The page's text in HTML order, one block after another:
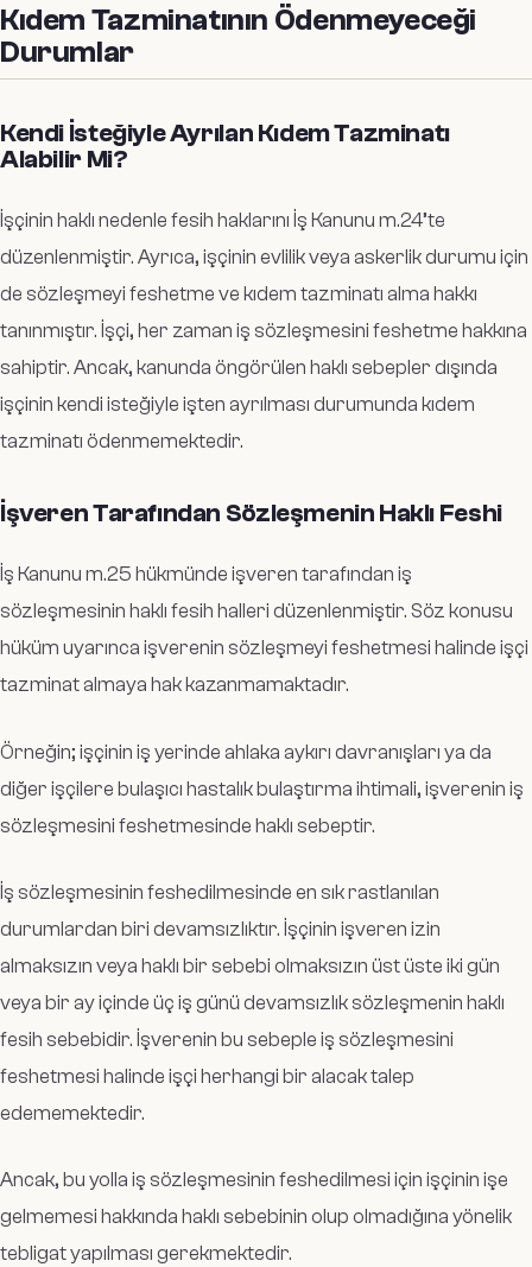
Kıdem Tazminatının Ödenmeyeceği
Durumlar
Kendi İsteğiyle Ayrılan Kıdem Tazminatı
Alabilir Mi?
İşçinin haklı nedenle fesih haklarını İş Kanunu m.24’te
düzenlenmiştir. Ayrıca, işçinin evlilik veya askerlik durumu için
de sözleşmeyi feshetme ve kıdem tazminatı alma hakkı
tanınmıştır. İşçi, her zaman iş sözleşmesini feshetme hakkına
sahiptir. Ancak, kanunda öngörülen haklı sebepler dışında
işçinin kendi isteğiyle işten ayrılması durumunda kıdem
tazminatı ödenmemektedir.
İşveren Tarafından Sözleşmenin Haklı Feshi
İş Kanunu m.25 hükmünde işveren tarafından iş
sözleşmesinin haklı fesih halleri düzenlenmiştir. Söz konusu
hüküm uyarınca işverenin sözleşmeyi feshetmesi halinde işçi
tazminat almaya hak kazanmamaktadır.
Örneğin; işçinin iş yerinde ahlaka aykırı davranışları ya da
diğer işçilere bulaşıcı hastalık bulaştırma ihtimali, işverenin iş
sözleşmesini feshetmesinde haklı sebeptir.
İş sözleşmesinin feshedilmesinde en sık rastlanılan
durumlardan biri devamsızlıktır. İşçinin işveren izin
almaksızın veya haklı bir sebebi olmaksızın üst üste iki gün
veya bir ay içinde üç iş günü devamsızlık sözleşmenin haklı
fesih sebebidir. İşverenin bu sebeple iş sözleşmesini
feshetmesi halinde işçi herhangi bir alacak talep
edememektedir.
Ancak, bu yolla iş sözleşmesinin feshedilmesi için işçinin işe
gelmemesi hakkında haklı sebebinin olup olmadığına yönelik
tebligat yapılması gerekmektedir.